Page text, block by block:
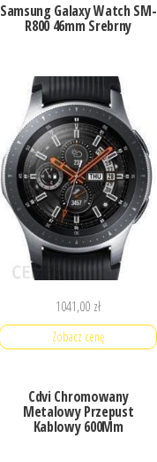
Samsung Galaxy Watch SM-
R800 46mm Srebrny
1041,00 zł
Zobacz cenę
Cdvi Chromowany
Metalowy Przepust
Kablowy 600Mm